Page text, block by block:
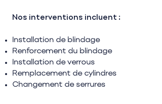
Nos interventions incluent :
Installation de blindage
Renforcement du blindage
Installation de verrous
Remplacement de cylindres
Changement de serrures